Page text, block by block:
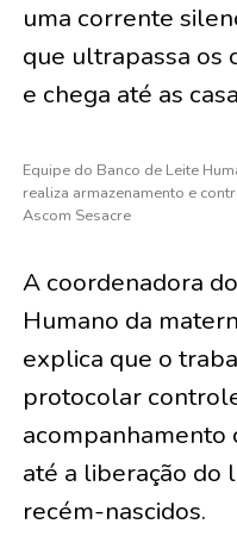
uma corrente
que ultrapassa os
e chega até as
Equipe do Banco de Leite
realiza armazenamento e
Ascom Sesacre
A coordenadora
Humano da
explica que o
protocolar
acompanhamento
até a liberação do
recém-nascidos.